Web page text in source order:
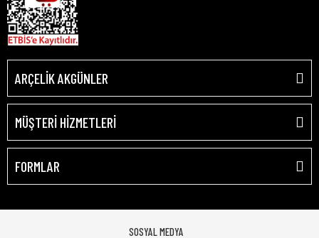
ARÇELİK AKGÜNLER
MÜŞTERİ HİZMETLERİ
FORMLAR
SOSYAL MEDYA